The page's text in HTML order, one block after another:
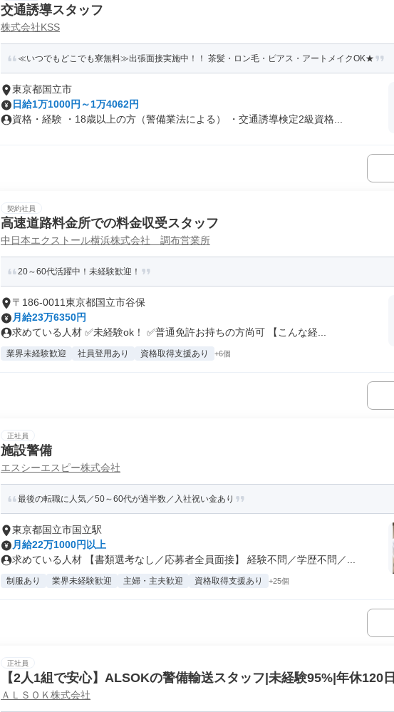
交通誘導スタッフ
株式会社KSS
≪いつでもどこでも寮無料≫出張面接実施中！！ 茶髪・ロン毛・ピアス・アートメイクOK★
東京都国立市
日給1万1000円～1万4062円
資格・経験 ・18歳以上の方（警備業法による） ・交通誘導検定2級資格...
契約社員
高速道路料金所での料金収受スタッフ
中日本エクストール横浜株式会社 調布営業所
20～60代活躍中！未経験歓迎！
〒186-0011東京都国立市谷保
月給23万6350円
求めている人材 ✅未経験ok！ ✅普通免許お持ちの方尚可 【こんな経...
業界未経験歓迎 社員登用あり 資格取得支援あり +6個
正社員
施設警備
エスシーエスピー株式会社
最後の転職に人気／50～60代が過半数／入社祝い金あり
東京都国立市国立駅
月給22万1000円以上
求めている人材 【書類選考なし／応募者全員面接】 経験不問／学歴不問／...
制服あり 業界未経験歓迎 主婦・主夫歓迎 資格取得支援あり +25個
正社員
【2人1組で安心】ALSOKの警備輸送スタッフ|未経験95%|年休120日
ＡＬＳＯＫ株式会社